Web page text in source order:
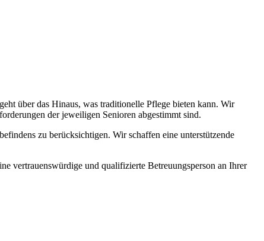
über das Hinaus, was traditionelle Pflege bieten kann. Wir
der jeweiligen Senioren abgestimmt sind.
zu berücksichtigen. Wir schaffen eine unterstützende
vertrauenswürdige und qualifizierte Betreuungsperson an Ihrer